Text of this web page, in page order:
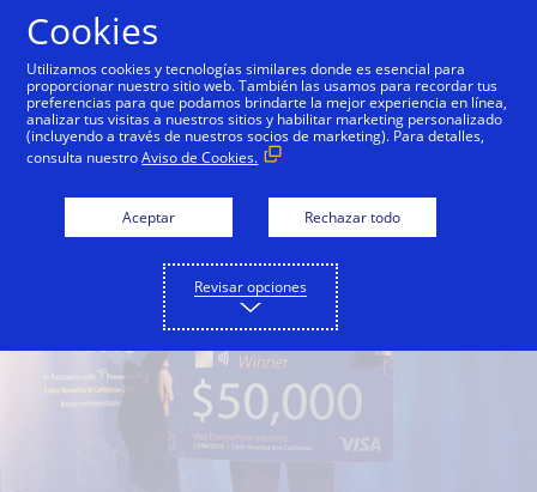
Cookies
Utilizamos cookies y tecnologías similares donde es esencial para
proporcionar nuestro sitio web. También las usamos para recordar tus
preferencias para que podamos brindarte la mejor experiencia en línea,
analizar tus visitas a nuestros sitios y habilitar marketing personalizado
(incluyendo a través de nuestros socios de marketing). Para detalles,
consulta nuestroAviso de Cookies.
Aceptar Rechazar todo
Revisar opciones